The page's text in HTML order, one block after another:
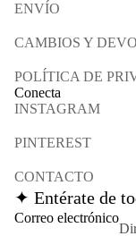
ENVÍO
CAMBIOS Y
POLÍTICA DE
Conecta
INSTAGRAM
PINTEREST
CONTACTO
✦ Entérate de
Correo electrónico
Política de
Política de